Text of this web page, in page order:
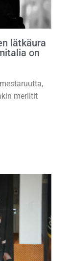
lätkäura
on
meriitit